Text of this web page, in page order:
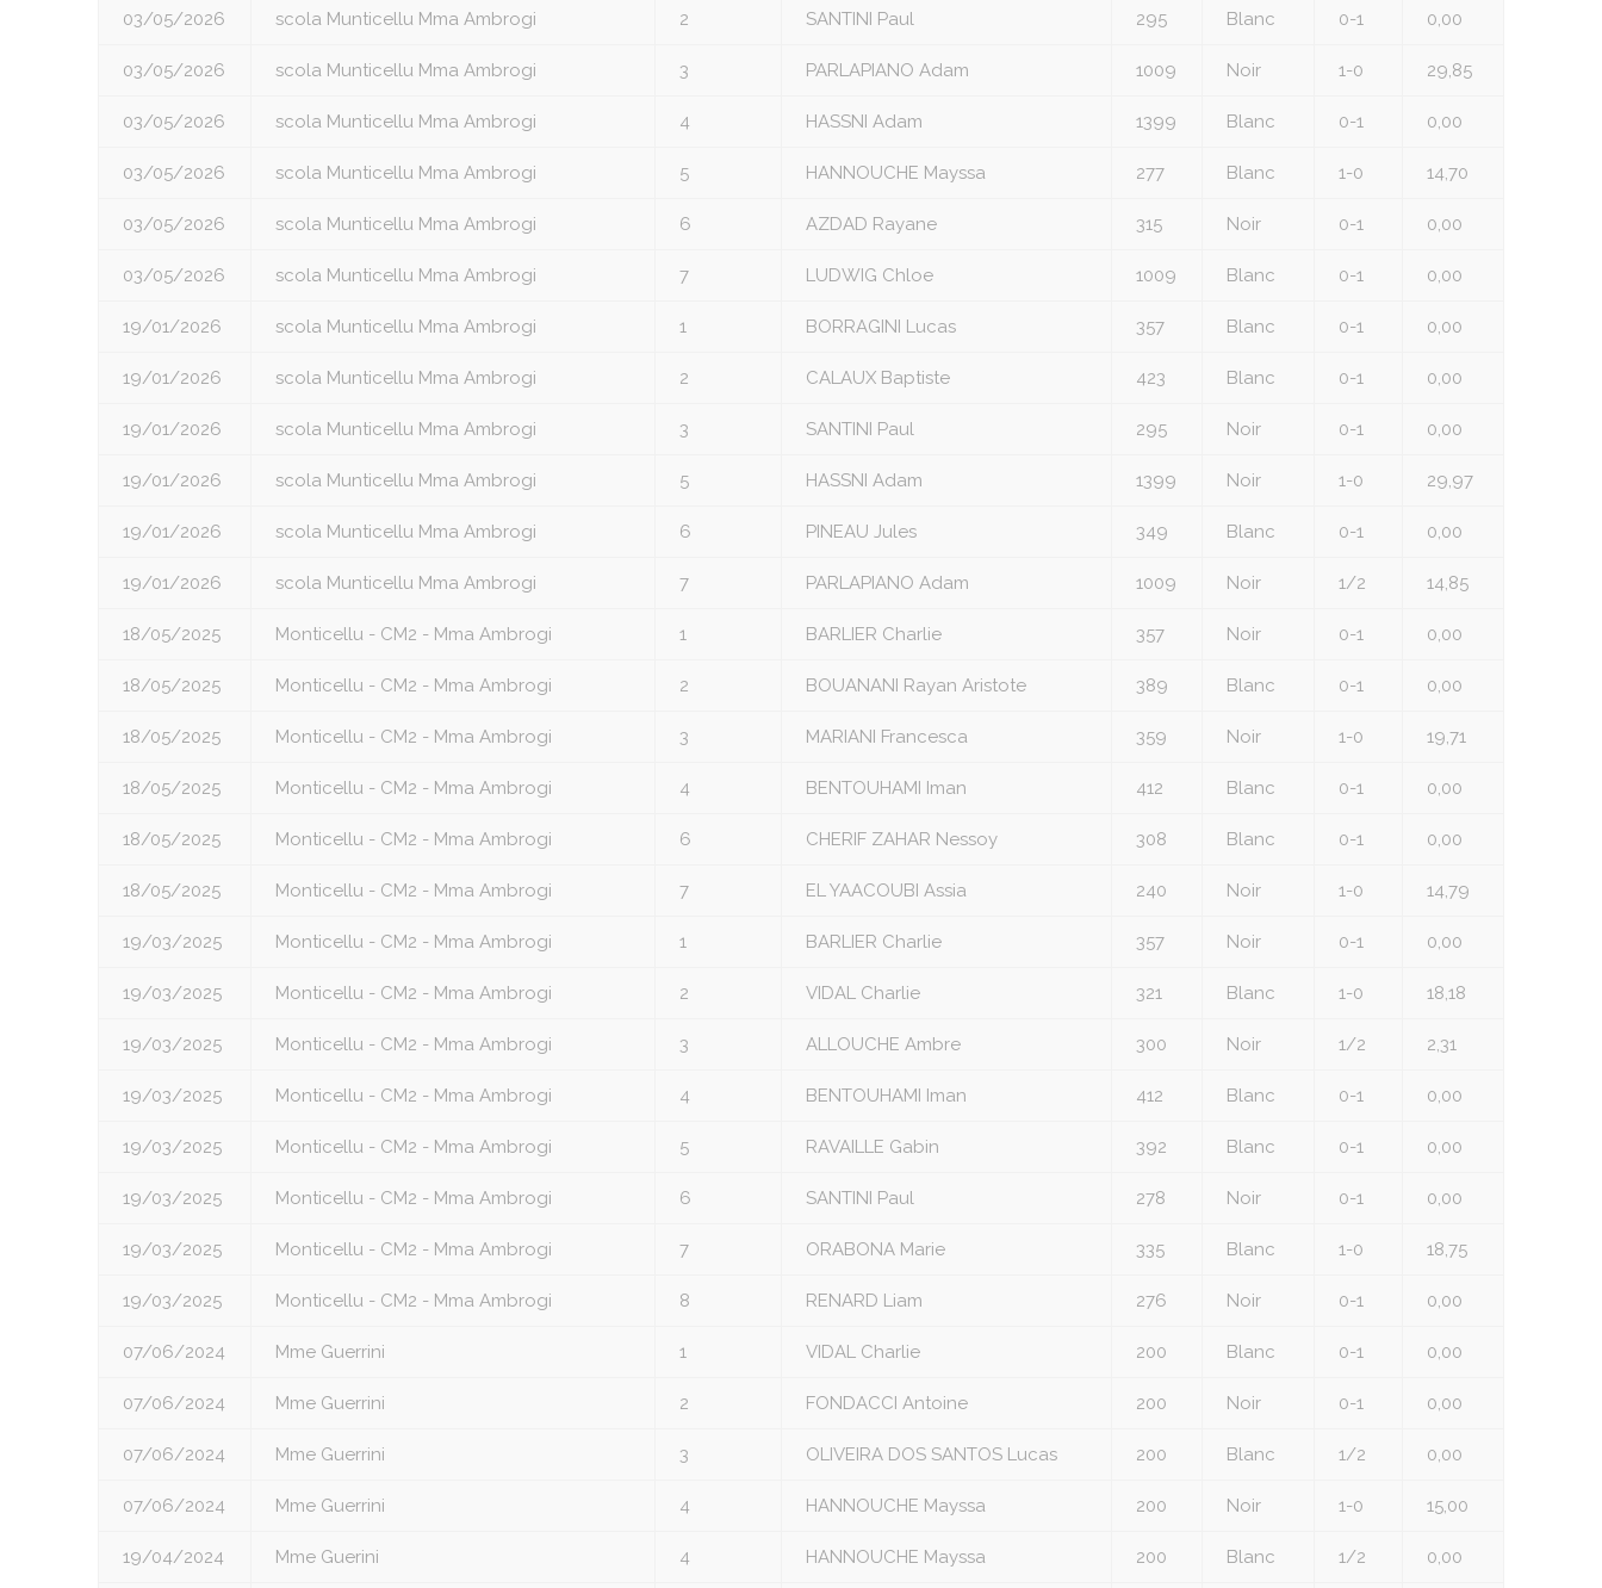
03/05/2026 scola Munticellu Mma Ambrogi 2 SANTINI Paul 295 Blanc 0-1 0,00
03/05/2026 scola Munticellu Mma Ambrogi 3 PARLAPIANO Adam 1009 Noir 1-0 29,85
03/05/2026 scola Munticellu Mma Ambrogi 4 HASSNI Adam 1399 Blanc 0-1 0,00
03/05/2026 scola Munticellu Mma Ambrogi 5 HANNOUCHE Mayssa 277 Blanc 1-0 14,70
03/05/2026 scola Munticellu Mma Ambrogi 6 AZDAD Rayane 315 Noir 0-1 0,00
03/05/2026 scola Munticellu Mma Ambrogi 7 LUDWIG Chloe 1009 Blanc 0-1 0,00
19/01/2026 scola Munticellu Mma Ambrogi 1 BORRAGINI Lucas 357 Blanc 0-1 0,00
19/01/2026 scola Munticellu Mma Ambrogi 2 CALAUX Baptiste 423 Blanc 0-1 0,00
19/01/2026 scola Munticellu Mma Ambrogi 3 SANTINI Paul 295 Noir 0-1 0,00
19/01/2026 scola Munticellu Mma Ambrogi 5 HASSNI Adam 1399 Noir 1-0 29,97
19/01/2026 scola Munticellu Mma Ambrogi 6 PINEAU Jules 349 Blanc 0-1 0,00
19/01/2026 scola Munticellu Mma Ambrogi 7 PARLAPIANO Adam 1009 Noir 1/2 14,85
18/05/2025 Monticellu - CM2 - Mma Ambrogi 1 BARLIER Charlie 357 Noir 0-1 0,00
18/05/2025 Monticellu - CM2 - Mma Ambrogi 2 BOUANANI Rayan Aristote 389 Blanc 0-1 0,00
18/05/2025 Monticellu - CM2 - Mma Ambrogi 3 MARIANI Francesca 359 Noir 1-0 19,71
18/05/2025 Monticellu - CM2 - Mma Ambrogi 4 BENTOUHAMI Iman 412 Blanc 0-1 0,00
18/05/2025 Monticellu - CM2 - Mma Ambrogi 6 CHERIF ZAHAR Nessoy 308 Blanc 0-1 0,00
18/05/2025 Monticellu - CM2 - Mma Ambrogi 7 EL YAACOUBI Assia 240 Noir 1-0 14,79
19/03/2025 Monticellu - CM2 - Mma Ambrogi 1 BARLIER Charlie 357 Noir 0-1 0,00
19/03/2025 Monticellu - CM2 - Mma Ambrogi 2 VIDAL Charlie 321 Blanc 1-0 18,18
19/03/2025 Monticellu - CM2 - Mma Ambrogi 3 ALLOUCHE Ambre 300 Noir 1/2 2,31
19/03/2025 Monticellu - CM2 - Mma Ambrogi 4 BENTOUHAMI Iman 412 Blanc 0-1 0,00
19/03/2025 Monticellu - CM2 - Mma Ambrogi 5 RAVAILLE Gabin 392 Blanc 0-1 0,00
19/03/2025 Monticellu - CM2 - Mma Ambrogi 6 SANTINI Paul 278 Noir 0-1 0,00
19/03/2025 Monticellu - CM2 - Mma Ambrogi 7 ORABONA Marie 335 Blanc 1-0 18,75
19/03/2025 Monticellu - CM2 - Mma Ambrogi 8 RENARD Liam 276 Noir 0-1 0,00
07/06/2024 Mme Guerrini 1 VIDAL Charlie 200 Blanc 0-1 0,00
07/06/2024 Mme Guerrini 2 FONDACCI Antoine 200 Noir 0-1 0,00
07/06/2024 Mme Guerrini 3 OLIVEIRA DOS SANTOS Lucas 200 Blanc 1/2 0,00
07/06/2024 Mme Guerrini 4 HANNOUCHE Mayssa 200 Noir 1-0 15,00
19/04/2024 Mme Guerini 4 HANNOUCHE Mayssa 200 Blanc 1/2 0,00